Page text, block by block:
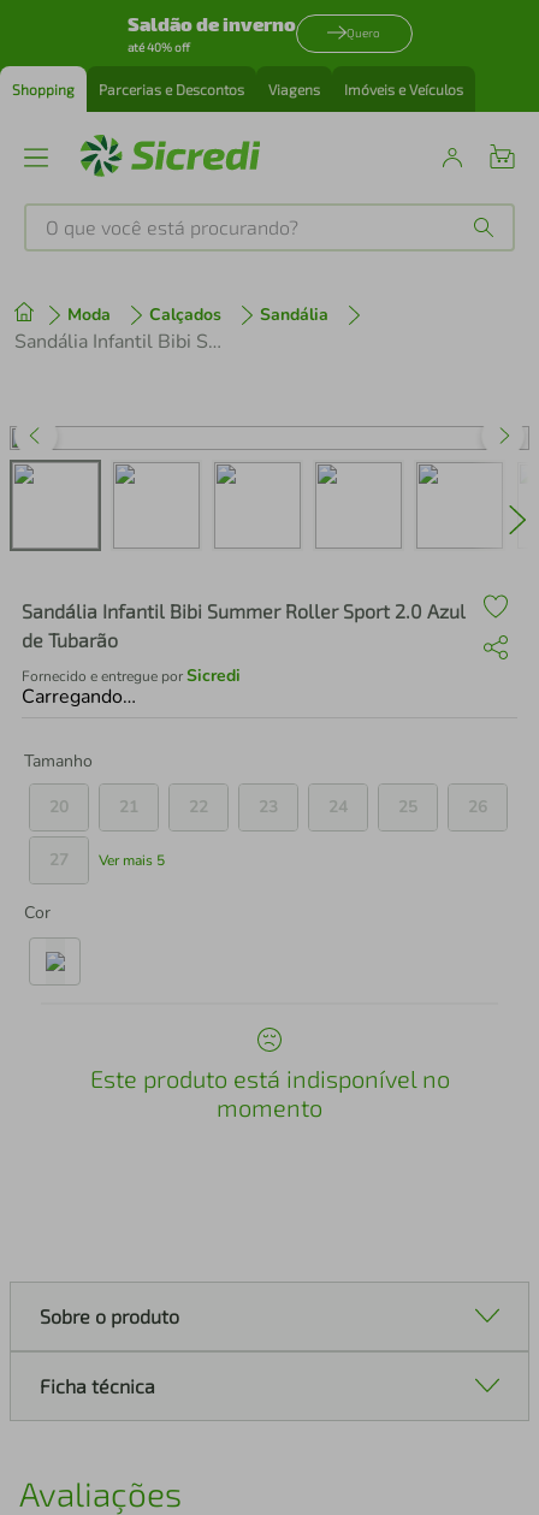
Saldão de inverno
até 40% off
Quero
Shopping Parcerias e Descontos Viagens Imóveis e Veículos
O que você está procurando?
Moda Calçados Sandália
Sandália Infantil Bibi Summer Roller Sport 2.0 Azul de Tubarão
Sandália Infantil Bibi Summer Roller Sport 2.0 Azul
de Tubarão
Fornecido e entregue porSicredi
Carregando…
Tamanho
20
21 22 23 24 25 26
27 Ver mais 5
Cor
Este produto está indisponível no
momento
Sobre o produto
Ficha técnica
Avaliações
1º tenis
perfume
5º iphone